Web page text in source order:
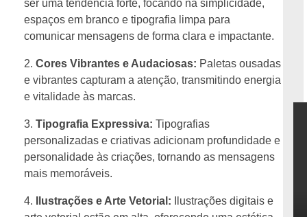
ser uma tendência forte, focando na simplicidade,
espaços em branco e tipografia limpa para
comunicar mensagens de forma clara e impactante.
Cores Vibrantes e Audaciosas: Paletas ousadas
e vibrantes capturam a atenção, transmitindo energia
e vitalidade às marcas.
Tipografia Expressiva: Tipografias
personalizadas e criativas adicionam profundidade e
personalidade às criações, tornando as mensagens
mais memoráveis.
Ilustrações e Arte Vetorial: Ilustrações digitais e